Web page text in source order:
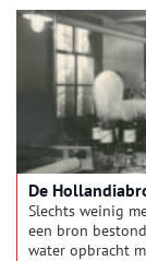
De
Slechts weinig
een bron
water opbracht